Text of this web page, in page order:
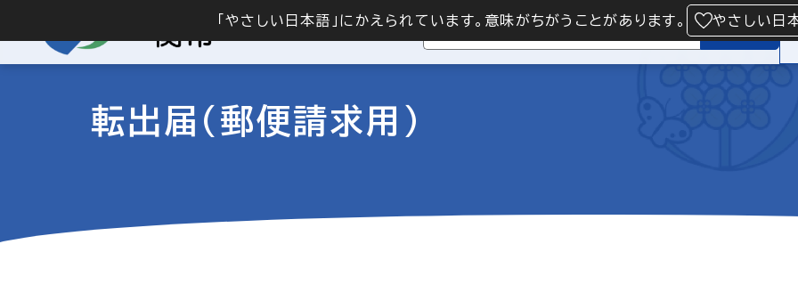
「やさしい日本語」にかえられています。意味がちがうことがあります。 やさしい日
検索
転出届（郵便請求用）